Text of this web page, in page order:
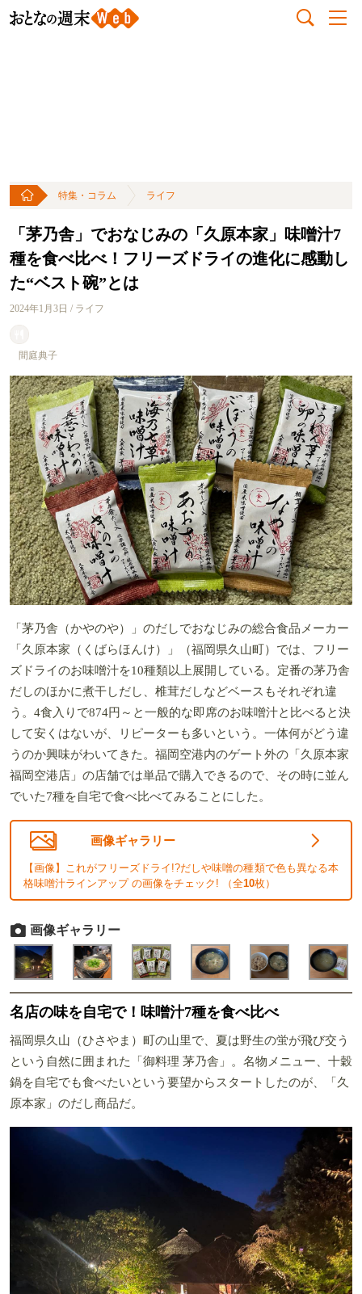
特集・コラム ライフ
「茅乃舎」でおなじみの「久原本家」味噌汁7
種を食べ比べ！フリーズドライの進化に感動し
た“ベスト碗”とは
2024年1月3日 / ライフ
間庭典子
「茅乃舎（かやのや）」のだしでおなじみの総合食品メーカー
「久原本家（くばらほんけ）」（福岡県久山町）では、フリー
ズドライのお味噌汁を10種類以上展開している。定番の茅乃舎
だしのほかに煮干しだし、椎茸だしなどベースもそれぞれ違
う。4食入りで874円～と一般的な即席のお味噌汁と比べると決
して安くはないが、リピーターも多いという。一体何がどう違
うのか興味がわいてきた。福岡空港内のゲート外の「久原本家
福岡空港店」の店舗では単品で購入できるので、その時に並ん
でいた7種を自宅で食べ比べてみることにした。
画像ギャラリー
【画像】これがフリーズドライ!?だしや味噌の種類で色も異なる本
格味噌汁ラインアップ の画像をチェック! （全10枚）
画像ギャラリー
名店の味を自宅で！味噌汁7種を食べ比べ
福岡県久山（ひさやま）町の山里で、夏は野生の蛍が飛び交う
という自然に囲まれた「御料理 茅乃舎」。名物メニュー、十穀
鍋を自宅でも食べたいという要望からスタートしたのが、「久
原本家」のだし商品だ。